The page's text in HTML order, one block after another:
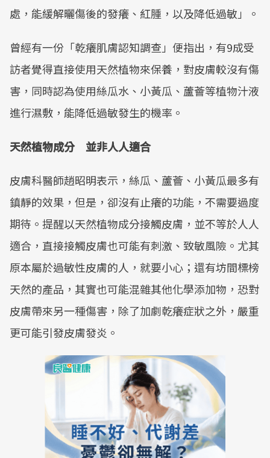
處，能緩解曬傷後的發癢、紅腫，以及降低過敏」。
曾經有一份「乾癢肌膚認知調查」便指出，有9成受
訪者覺得直接使用天然植物來保養，對皮膚較沒有傷
害，同時認為使用絲瓜水、小黃瓜、蘆薈等植物汁液
進行濕敷，能降低過敏發生的機率。
天然植物成分 並非人人適合
皮膚科醫師趙昭明表示，絲瓜、蘆薈、小黃瓜最多有
鎮靜的效果，但是，卻沒有止癢的功能，不需要過度
期待。提醒以天然植物成分接觸皮膚，並不等於人人
適合，直接接觸皮膚也可能有刺激、致敏風險。尤其
原本屬於過敏性皮膚的人，就要小心；還有坊間標榜
天然的產品，其實也可能混雜其他化學添加物，恐對
皮膚帶來另一種傷害，除了加劇乾癢症狀之外，嚴重
更可能引發皮膚發炎。